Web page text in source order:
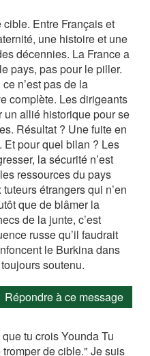
cible. Entre Français et
une histoire et une
décennies. La France a
pays, pas pour le piller.
n’est pas de la
complète. Les dirigeants
allié historique pour se
Résultat ? Une fuite en
Et pour quel bilan ? Les
la sécurité n’est
ressources du pays
étrangers qui n’en
que de blâmer la
de la junte, c’est
russe qu’il faudrait
le Burkina dans
soutenu.
Répondre à ce message
tu crois Younda Tu
de cible." Je suis